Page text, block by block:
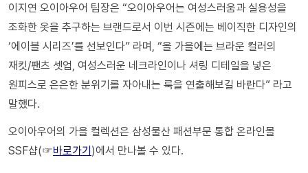
이지연 오이아우어 팀장은 “오이아우어는 여성스러움과 실용성을
조화한 옷을 추구하는 브랜드로서 이번 시즌에는 베이직한 디자인의
‘에이블 시리즈’를 선보인다” 라며, “올 가을에는 브라운 컬러의
재킷/팬츠 셋업, 여성스러운 네크라인이나 셔링 디테일을 넣은
원피스로 은은한 분위기를 자아내는 룩을 연출해보길 바란다” 라고
말했다.
오이아우어의 가을 컬렉션은 삼성물산 패션부문 통합 온라인몰
SSF샵(☞바로가기)에서 만나볼 수 있다.